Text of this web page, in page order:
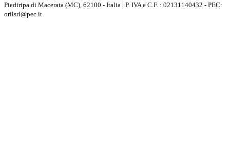
Piediripa di Macerata (MC), 62100 - Italia | P. IVA e C.F. : 02131140432 - PEC:
orilsrl@pec.it